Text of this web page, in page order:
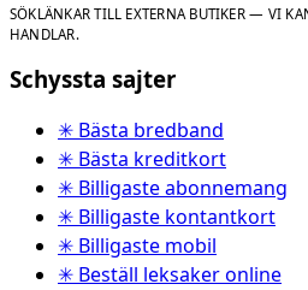
SÖKLÄNKAR TILL EXTERNA BUTIKER — VI
HANDLAR.
Schyssta sajter
✳ Bästa bredband
✳ Bästa kreditkort
✳ Billigaste abonnemang
✳ Billigaste kontantkort
✳ Billigaste mobil
✳ Beställ leksaker online